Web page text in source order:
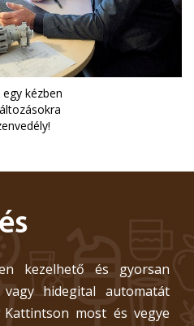
kézben
kezelhető és gyorsan
hidegital automatát
Kattintson most és vegye